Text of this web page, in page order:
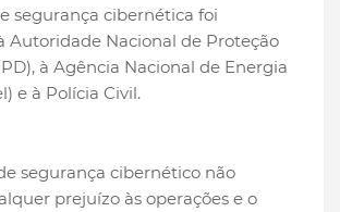
segurança cibernética foi
Autoridade Nacional de Proteção
à Agência Nacional de Energia
e à Polícia Civil.
segurança cibernético não
prejuízo às operações e o